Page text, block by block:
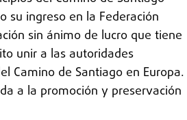
su ingreso en la Federación
sin ánimo de lucro que tiene
unir a las autoridades
Camino de Santiago en Europa.
a la promoción y preservación